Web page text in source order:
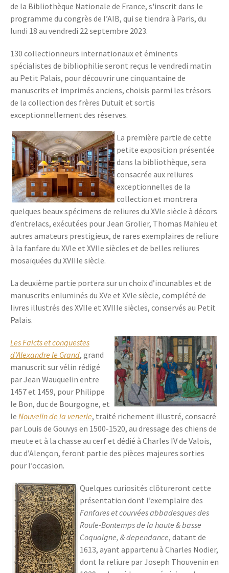
de la Bibliothèque Nationale de France, s'inscrit dans le
programme du congrès de l’AIB, qui se tiendra à Paris, du
lundi 18 au vendredi 22 septembre 2023.
130 collectionneurs internationaux et éminents
spécialistes de bibliophilie seront reçus le vendredi matin
au Petit Palais, pour découvrir une cinquantaine de
manuscrits et imprimés anciens, choisis parmi les trésors
de la collection des frères Dutuit et sortis
exceptionnellement des réserves.
La première partie de cette
petite exposition présentée
dans la bibliothèque, sera
consacrée aux reliures
exceptionnelles de la
collection et montrera
quelques beaux spécimens de reliures du XVIe siècle à décors
d’entrelacs, exécutées pour Jean Grolier, Thomas Mahieu et
autres amateurs prestigieux, de rares exemplaires de reliure
à la fanfare du XVIe et XVIIe siècles et de belles reliures
mosaïquées du XVIIIe siècle.
La deuxième partie portera sur un choix d’incunables et de
manuscrits enluminés du XVe et XVIe siècle, complété de
livres illustrés des XVIIe et XVIIIe siècles, conservés au Petit
Palais.
Les Faicts et conquestes
d'Alexandre le Grand, grand
manuscrit sur vélin rédigé
par Jean Wauquelin entre
1457 et 1459, pour Philippe
le Bon, duc de Bourgogne, et
le Nouvelin de la venerie, traité richement illustré, consacré
par Louis de Gouvys en 1500-1520, au dressage des chiens de
meute et à la chasse au cerf et dédié à Charles IV de Valois,
duc d’Alençon, feront partie des pièces majeures sorties
pour l’occasion.
Quelques curiosités clôtureront cette
présentation dont l’exemplaire des
Fanfares et courvées abbadesques des
Roule-Bontemps de la haute & basse
Coquaigne, & dependance, datant de
1613, ayant appartenu à Charles Nodier,
dont la reliure par Joseph Thouvenin en